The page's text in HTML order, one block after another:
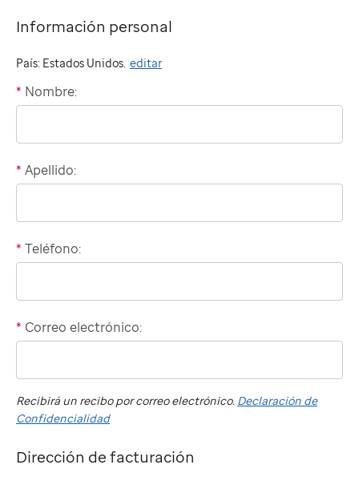
Información personal
País: Estados Unidos. editar
"billing"
* Nombre:
* Apellido:
Domestic
phone
* Teléfono:
International
phone
"billing"
* Correo electrónico:
Recibirá un recibo por correo electrónico. Declaración de
Confidencialidad
Dirección de facturación